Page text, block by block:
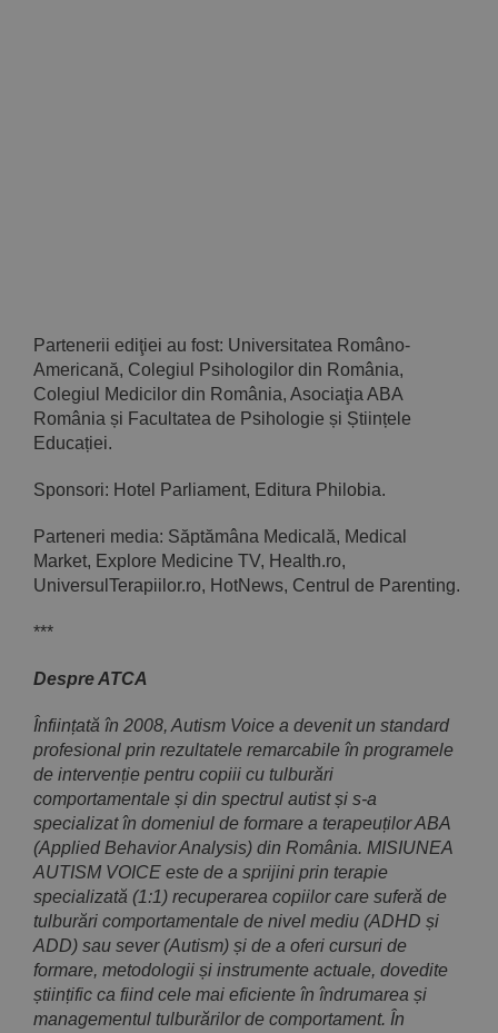
Partenerii ediţiei au fost: Universitatea Româno-
Americană, Colegiul Psihologilor din România,
Colegiul Medicilor din România, Asociaţia ABA
România și Facultatea de Psihologie și Științele
Educației.
Sponsori: Hotel Parliament, Editura Philobia.
Parteneri media: Săptămâna Medicală, Medical
Market, Explore Medicine TV, Health.ro,
UniversulTerapiilor.ro, HotNews, Centrul de Parenting.
***
Despre ATCA
Înființată în 2008, Autism Voice a devenit un standard
profesional prin rezultatele remarcabile în programele
de intervenție pentru copiii cu tulburări
comportamentale și din spectrul autist și s-a
specializat în domeniul de formare a terapeuților ABA
(Applied Behavior Analysis) din România. MISIUNEA
AUTISM VOICE este de a sprijini prin terapie
specializată (1:1) recuperarea copiilor care suferă de
tulburări comportamentale de nivel mediu (ADHD și
ADD) sau sever (Autism) și de a oferi cursuri de
formare, metodologii și instrumente actuale, dovedite
științific ca fiind cele mai eficiente în îndrumarea și
managementul tulburărilor de comportament. În